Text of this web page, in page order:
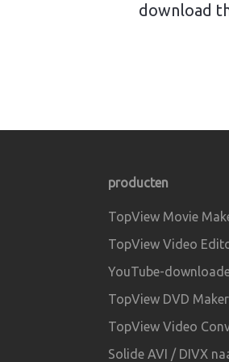
download
producten
TopView Movie
TopView Video
YouTube-
TopView DVD Maker
TopView Video
Solide AVI / DIVX